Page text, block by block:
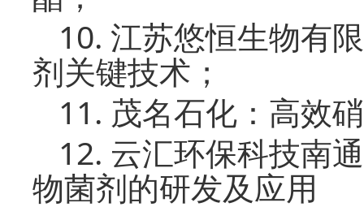
10. 江苏悠恒生物有
剂关键技术；
11. 茂名石化：高效
12. 云汇环保科技南
物菌剂的研发及应用